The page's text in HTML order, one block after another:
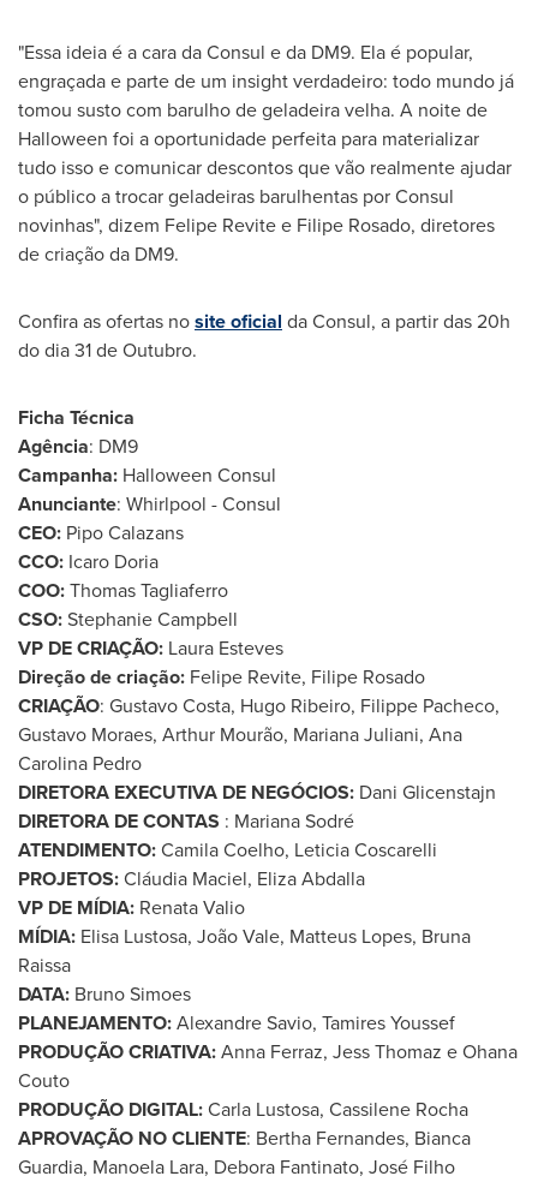
"Essa ideia é a cara da Consul e da DM9. Ela é popular,
engraçada e parte de um insight verdadeiro: todo mundo já
tomou susto com barulho de geladeira velha. A noite de
Halloween foi a oportunidade perfeita para materializar
tudo isso e comunicar descontos que vão realmente ajudar
o público a trocar geladeiras barulhentas por Consul
novinhas", dizem Felipe Revite e Filipe Rosado, diretores
de criação da DM9.
Confira as ofertas nosite oficial da Consul, a partir das 20h
do dia 31 de Outubro.
Ficha Técnica
Agência: DM9
Campanha: Halloween Consul
Anunciante: Whirlpool - Consul
CEO: Pipo Calazans
CCO: Icaro Doria
COO:Thomas Tagliaferro
CSO:Stephanie Campbell
VP DE CRIAÇÃO: Laura Esteves
Direção de criação: Felipe Revite, Filipe Rosado
CRIAÇÃO: Gustavo Costa, Hugo Ribeiro, Filippe Pacheco,
Gustavo Moraes, Arthur Mourão, Mariana Juliani, Ana
Carolina Pedro
DIRETORA EXECUTIVA DE NEGÓCIOS: Dani Glicenstajn
DIRETORA DE CONTAS : Mariana Sodré
ATENDIMENTO:Camila Coelho, Leticia Coscarelli
PROJETOS:Cláudia Maciel, Eliza Abdalla
VP DE MÍDIA: Renata Valio
MÍDIA: Elisa Lustosa, João Vale, Matteus Lopes, Bruna
Raissa
DATA: Bruno Simoes
PLANEJAMENTO:Alexandre Savio, Tamires Youssef
PRODUÇÃO CRIATIVA:Anna Ferraz, Jess Thomaz eOhana
Couto
PRODUÇÃO DIGITAL:Carla Lustosa, Cassilene Rocha
APROVAÇÃO NO CLIENTE: Bertha Fernandes, Bianca
Guardia, Manoela Lara, Debora Fantinato, José Filho